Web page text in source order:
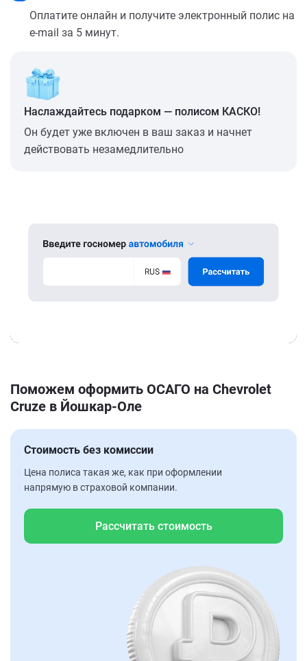
Оплатите онлайн и получите электронный полис на
e-mail за 5 минут.
Наслаждайтесь подарком — полисом КАСКО!
Он будет уже включен в ваш заказ и начнет
действовать незамедлительно
Поможем оформить ОСАГО на Chevrolet
Cruze в Йошкар-Оле
Стоимость без комиссии
Цена полиса такая же, как при оформлении
напрямую в страховой компании.
Рассчитать стоимость